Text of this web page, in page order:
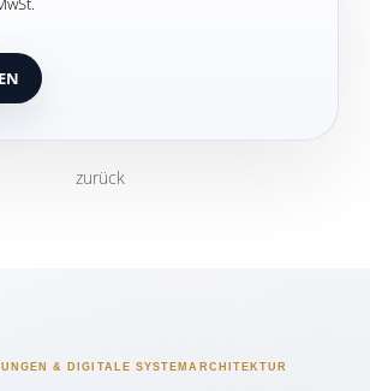
zurück
& DIGITALE SYSTEMARCHITEKTUR